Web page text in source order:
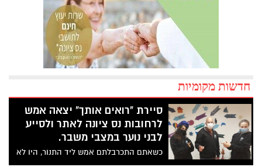
חדשות מקומיות
סיירת "רואים אותך" יצאה אמש
לרחובות נס ציונה לאתר ולסייע
לבני נוער במצבי משבר.
כשאתם התכרבלתם אמש ליד התנור, היו לא
מעט בני נוער ששוטטו ברחובות ולכן פעלה